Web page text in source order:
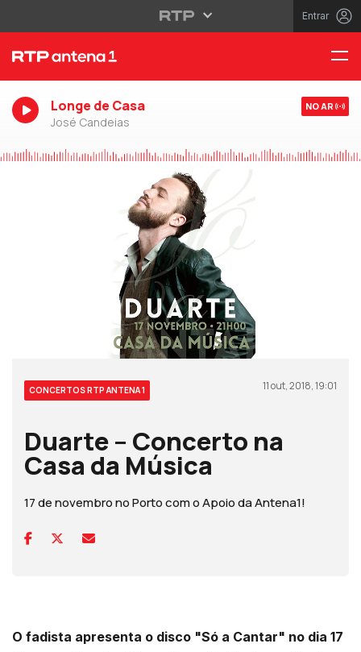
Entrar
Longe de Casa
José Candeias
NO AR
CONCERTOS RTP ANTENA 1 11 out, 2018, 19:01
Duarte – Concerto na
Casa da Música
17 de novembro no Porto com o Apoio da Antena1!
O fadista apresenta o disco "Só a Cantar" no dia 17